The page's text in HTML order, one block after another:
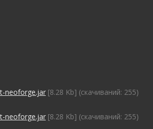
neoforge.jar [8.28 Kb] (cкачиваний: 255)
neoforge.jar [8.28 Kb] (cкачиваний: 255)